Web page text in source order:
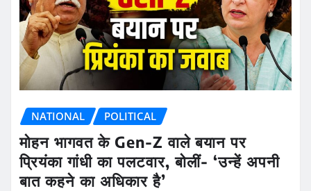
NATIONAL POLITICAL
मोहन भागवत के Gen-Z वाले बयान पर
प्रियंका गांधी का पलटवार, बोलीं- ‘उन्हें अपनी
बात कहने का अधिकार है’